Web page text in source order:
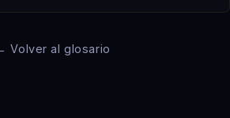
Volver al glosario